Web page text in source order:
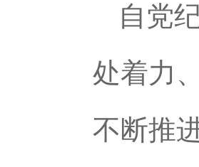
自党
处着力
不断推